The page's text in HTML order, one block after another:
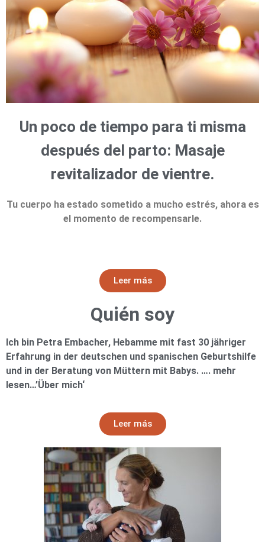
Un poco de tiempo para ti misma
después del parto: Masaje
revitalizador de vientre.
Tu cuerpo ha estado sometido a mucho estrés, ahora es
el momento de recompensarle.
Leer más
Quién soy
Ich bin Petra Embacher, Hebamme mit fast 30 jähriger
Erfahrung in der deutschen und spanischen Geburtshilfe
und in der Beratung von Müttern mit Babys. …. mehr
lesen…’Über mich‘
Leer más